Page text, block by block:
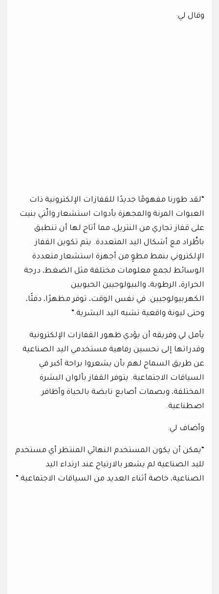
وقال لي:
“لقد طورنا مفهومًا جديدًا للقفازات الإلكترونية ذات
العبوات المرنة والمجهزة بأدوات استشعار والّتي بنيت
على قفاز تجاري من النتريل، مما أتاح لها أن تنطبق
باطِّراد مع أشكال اليد المتعددة. يتم تكوين القفاز
الإلكتروني بنمط مطوٍ من أجهزة استشعار متعددة
الوسائط لجمع معلومات مختلفة مثل الضغط، درجة
الحرارة، الرطوبة، والبيولوجيين الحيويين
الكهربيولوجيين. في نفس الوقت، توفر مظهرًا، دفئًا،
وحتى ليونة واقعية تشبه اليد البشرية.”
يأمل لي وفريقه أن يؤدي ظهور القفازات الإلكترونية
وقدراتها إلى تحسين رفاهية مستخدمي اليد الصناعية
عن طريق السماح لهم بأن يشعروا براحة أكبر في
السياقات الاجتماعية. يتوفر القفاز بألوان البشرة
المختلفة، وبصمات أصابع نابضة بالحياة وأظافر
اصطناعية.
وأضاف لي:
“يمكن أن يكون المستخدم النهائي المنتظر أي مستخدم
لليد الصناعية لم يشعر بالارتياح عند ارتداء اليد
الصناعية، خاصة أثناء العديد من السياقات الاجتماعية.”